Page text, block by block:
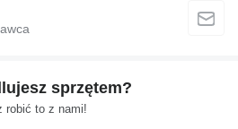
sprzętem?
robić to z nami!